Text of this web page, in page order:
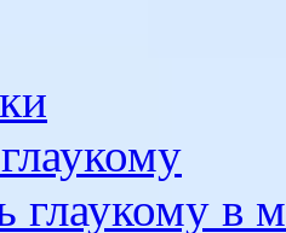
глаукому в